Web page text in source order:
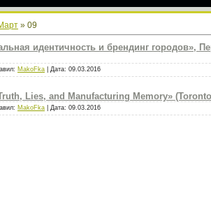
» 09
идентичность и брендинг городов»,
MakoFka | Дата: 09.03.2016
Lies, and Manufacturing Memory»
MakoFka | Дата: 09.03.2016